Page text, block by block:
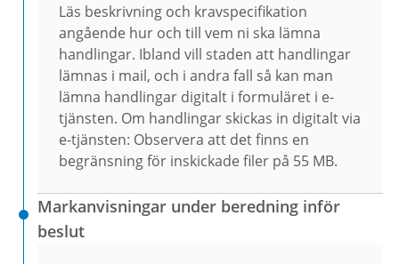
Läs beskrivning och kravspecifikation
angående hur och till vem ni ska lämna
handlingar. Ibland vill staden att handlingar
lämnas i mail, och i andra fall så kan man
lämna handlingar digitalt i formuläret i e-
tjänsten. Om handlingar skickas in digitalt via
e-tjänsten: Observera att det finns en
begränsning för inskickade filer på 55 MB.
Markanvisningar under beredning inför
beslut